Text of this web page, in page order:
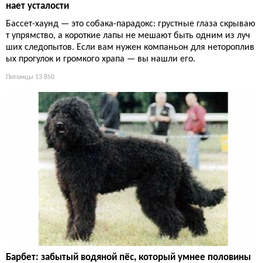
нает усталости
Бассет-хаунд — это собака-парадокс: грустные глаза скрываю
т упрямство, а короткие лапы не мешают быть одним из луч
ших следопытов. Если вам нужен компаньон для нетороплив
ых прогулок и громкого храпа — вы нашли его.
Питомцы 13 850
Барбет: забытый водяной пёс, который умнее половины